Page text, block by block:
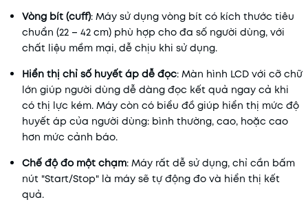
Vòng bít (cuff): Máy sử dụng vòng bít có kích thước tiêu
chuẩn (22 – 42 cm) phù hợp cho đa số người dùng, với
chất liệu mềm mại, dễ chịu khi sử dụng.
Hiển thị chỉ số huyết áp dễ đọc: Màn hình LCD với cỡ chữ
lớn giúp người dùng dễ dàng đọc kết quả ngay cả khi
có thị lực kém. Máy còn có biểu đồ giúp hiển thị mức độ
huyết áp của người dùng: bình thường, cao, hoặc cao
hơn mức cảnh báo.
Chế độ đo một chạm: Máy rất dễ sử dụng, chỉ cần bấm
nút "Start/Stop" là máy sẽ tự động đo và hiển thị kết
quả.